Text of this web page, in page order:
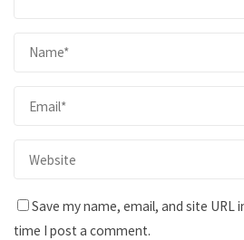
Save my name, email, and site URL
time I post a comment.